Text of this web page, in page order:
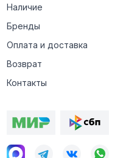
Наличие
Бренды
Оплата и доставка
Возврат
Контакты